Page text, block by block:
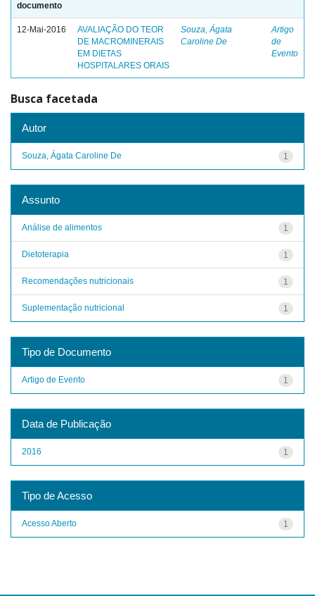
documento
12-Mai-2016
AVALIAÇÃO DO TEOR
DE MACROMINERAIS
EM DIETAS
HOSPITALARES ORAIS
Souza, Ágata
Caroline De
Artigo
de
Evento
Busca facetada
Autor
1
Souza, Ágata Caroline De
Assunto
1
Análise de alimentos
1
Dietoterapia
1
Recomendações nutricionais
1
Suplementação nutricional
Tipo de Documento
1
Artigo de Evento
Data de Publicação
1
2016
Tipo de Acesso
1
Acesso Aberto